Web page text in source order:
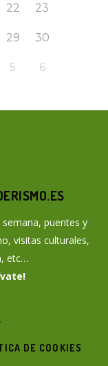
22 23
29 30
5 6
puentes y
visitas culturales,
etc…
DE COOKIES